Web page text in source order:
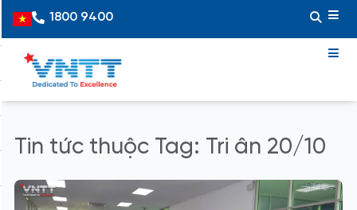
content
Vietnamese
1800 9400
Tin tức thuộc Tag: Tri ân 20/10